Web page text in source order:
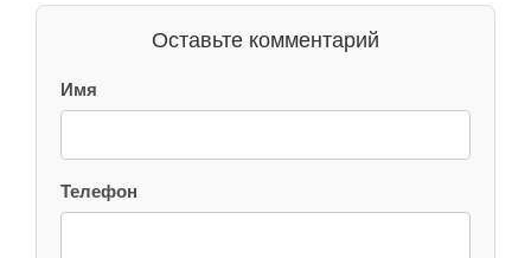
Оставьте комментарий
Имя
Телефон